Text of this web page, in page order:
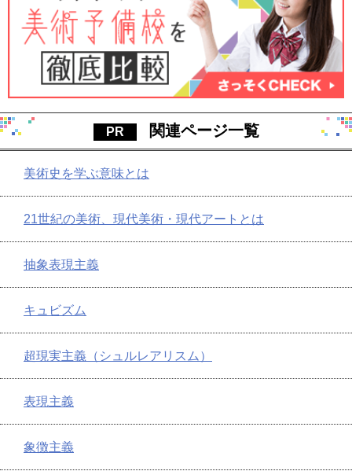
関連ページ一覧
美術史を学ぶ意味とは
21世紀の美術、現代美術・現代アートとは
抽象表現主義
キュビズム
超現実主義（シュルレアリスム）
表現主義
象徴主義